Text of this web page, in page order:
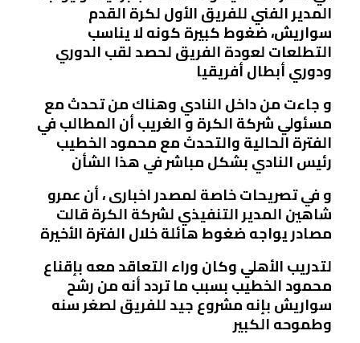
المدير الفني للفريق الأول لكرة القدم
سواريش، ضغوط كبيرة كونه لا يناسب
التطلعات لعودة الفريق لحصد لقب الدوري
ودوري أبطال أفريقيا
و جاءت من داخل النادي وهناك من تحدث مع
مسئولي شركة الكرة و الغريب أن المطالب في
الفترة الحالية والتحدث مع محمود الخطيب
رئيس النادي بشكل مباشر في هذا الشأن
و في تصريحات خاصة لمصدر اخبارى ، أن عمرو
شاهين المدير التنفيذي لشركة الكرة قالت
مصادر يواجه ضغوط هائلة خلال الفترة الأخيرة
لتدريب الأهلي وكان وراء التعاقد معه بإقناع
محمود الخطيب بسبب ما تردد أنه من رشح
سواريش بإنه مشروع جيد للفريق لصغر سنه
وطموحه الكبير